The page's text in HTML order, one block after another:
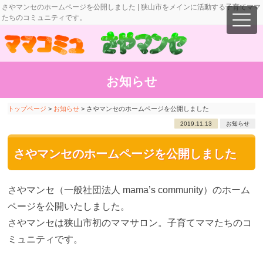
さやマンセのホームページを公開しました | 狭山市をメインに活動する子育てママ
たちのコミュニティです。
お知らせ
トップページ > お知らせ > さやマンセのホームページを公開しました
2019.11.13 お知らせ
さやマンセのホームページを公開しました
さやマンセ（一般社団法人 mama’s community）のホーム
ページを公開いたしました。
さやマンセは狭山市初のママサロン。子育てママたちのコ
ミュニティです。